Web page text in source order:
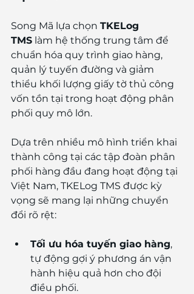
Song Mã lựa chọn TKELog
TMS làm hệ thống trung tâm để
chuẩn hóa quy trình giao hàng,
quản lý tuyến đường và giảm
thiểu khối lượng giấy tờ thủ công
vốn tồn tại trong hoạt động phân
phối quy mô lớn.
Dựa trên nhiều mô hình triển khai
thành công tại các tập đoàn phân
phối hàng đầu đang hoạt động tại
Việt Nam, TKELog TMS được kỳ
vọng sẽ mang lại những chuyển
đổi rõ rệt:
Tối ưu hóa tuyến giao hàng,
tự động gợi ý phương án vận
hành hiệu quả hơn cho đội
điều phối.